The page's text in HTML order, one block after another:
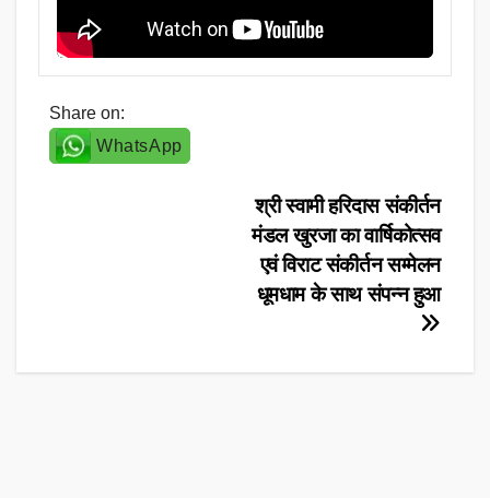
Share on:
WhatsApp
श्री स्वामी हरिदास संकीर्तन
मंडल खुरजा का वार्षिकोत्सव
एवं विराट संकीर्तन सम्मेलन
धूमधाम के साथ संपन्न हुआ